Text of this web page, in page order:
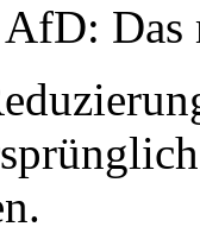
Das